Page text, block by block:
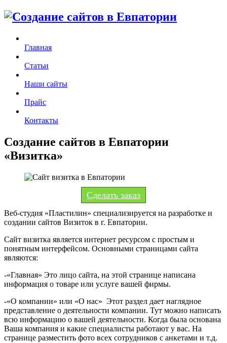
Главная
Статьи
Наши сайты
Прайс
Контакты
Создание сайтов в Евпатории
«Визитка»
Сделать заказ
Веб-студия «Пластилин» специализируется на разработке и
создании сайтов Визиток в г. Евпатории.
Сайт визитка является интернет ресурсом с простым и
понятным интерфейсом. Основными страницами сайта
являются:
-«Главная» Это лицо сайта, на этой странице написана
информация о товаре или услуге вашей фирмы.
-«О компании» или «О нас» Этот раздел дает наглядное
представление о деятельности компании. Тут можно написать
всю информацию о вашей деятельности. Когда была основана
Ваша компания и какие специалисты работают у вас. На
странице разместить фото всех сотрудников с анкетами и т.д.